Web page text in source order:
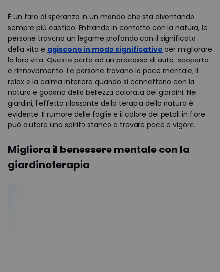
È un faro di speranza in un mondo che sta diventando
sempre più caotico. Entrando in contatto con la natura, le
persone trovano un legame profondo con il significato
della vita e agiscono in modo significativo per migliorare
la loro vita. Questo porta ad un processo di auto-scoperta
e rinnovamento. Le persone trovano la pace mentale, il
relax e la calma interiore quando si connettono con la
natura e godono della bellezza colorata dei giardini. Nei
giardini, l'effetto rilassante della terapia della natura è
evidente. Il rumore delle foglie e il colore dei petali in fiore
può aiutare uno spirito stanco a trovare pace e vigore.
Migliora il benessere mentale con la
giardinoterapia